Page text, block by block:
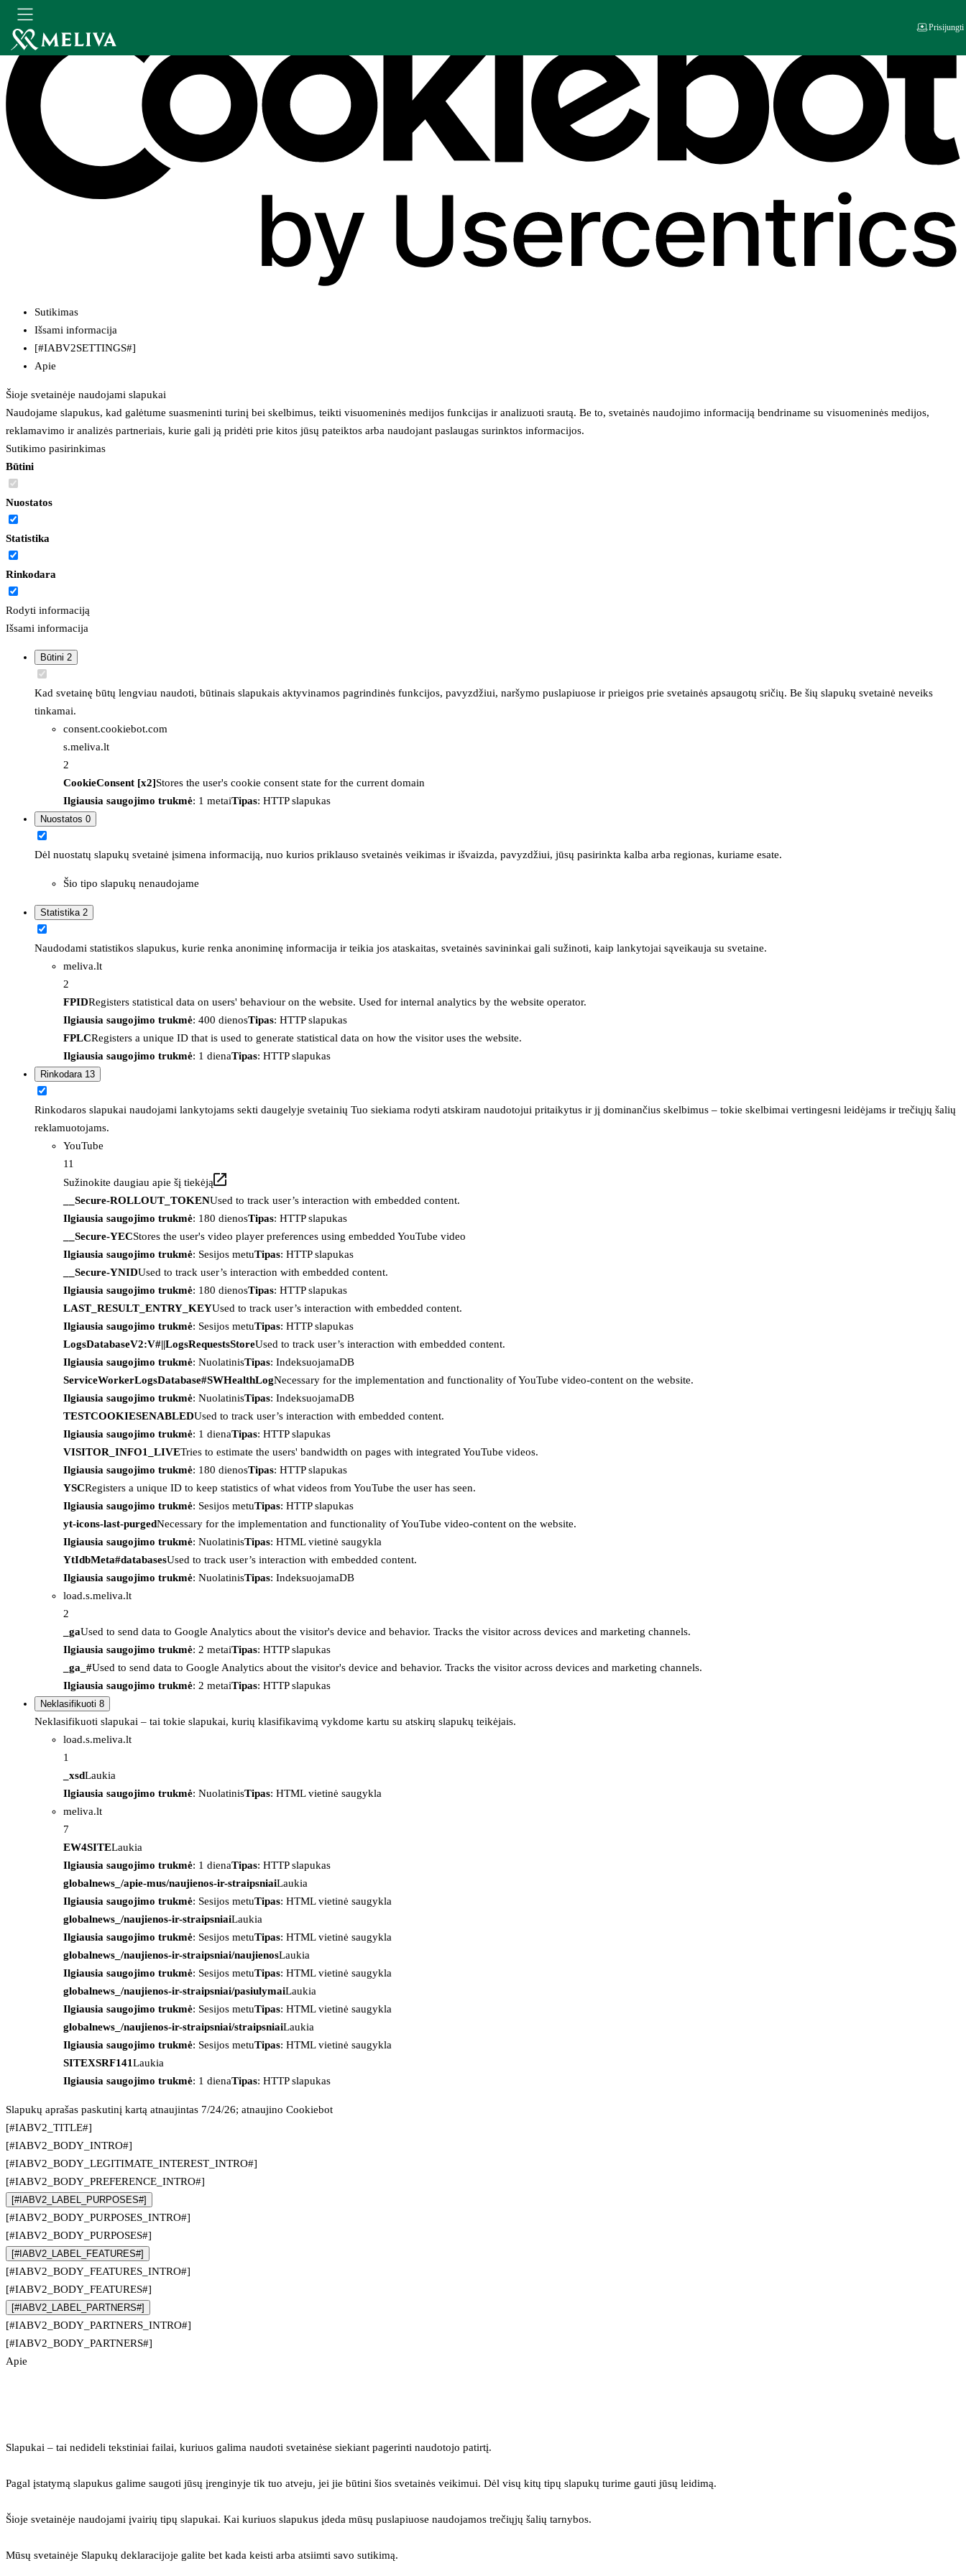
Sutikimas
Išsami informacija
[#IABV2SETTINGS#]
Apie
Šioje svetainėje naudojami slapukai
Naudojame slapukus, kad galėtume suasmeninti turinį bei skelbimus, teikti visuomeninės medijos funkcijas ir analizuoti srautą. Be to, svetainės naudojimo informaciją bendriname su visuomeninės medijos,
reklamavimo ir analizės partneriais, kurie gali ją pridėti prie kitos jūsų pateiktos arba naudojant paslaugas surinktos informacijos.
Sutikimo pasirinkimas
Būtini
Nuostatos
Statistika
Rinkodara
Rodyti informaciją
Išsami informacija
Būtini 2
Kad svetainę būtų lengviau naudoti, būtinais slapukais aktyvinamos pagrindinės funkcijos, pavyzdžiui, naršymo puslapiuose ir prieigos prie svetainės apsaugotų sričių. Be šių slapukų svetainė neveiks
tinkamai.
consent.cookiebot.com
s.meliva.lt
2
CookieConsent [x2]Stores the user's cookie consent state for the current domain
Ilgiausia saugojimo trukmė: 1 metaiTipas: HTTP slapukas
Nuostatos 0
Dėl nuostatų slapukų svetainė įsimena informaciją, nuo kurios priklauso svetainės veikimas ir išvaizda, pavyzdžiui, jūsų pasirinkta kalba arba regionas, kuriame esate.
Šio tipo slapukų nenaudojame
Statistika 2
Naudodami statistikos slapukus, kurie renka anoniminę informacija ir teikia jos ataskaitas, svetainės savininkai gali sužinoti, kaip lankytojai sąveikauja su svetaine.
meliva.lt
2
FPIDRegisters statistical data on users' behaviour on the website. Used for internal analytics by the website operator.
Ilgiausia saugojimo trukmė: 400 dienosTipas: HTTP slapukas
FPLCRegisters a unique ID that is used to generate statistical data on how the visitor uses the website.
Ilgiausia saugojimo trukmė: 1 dienaTipas: HTTP slapukas
Rinkodara 13
Rinkodaros slapukai naudojami lankytojams sekti daugelyje svetainių Tuo siekiama rodyti atskiram naudotojui pritaikytus ir jį dominančius skelbimus – tokie skelbimai vertingesni leidėjams ir trečiųjų šalių
reklamuotojams.
YouTube
11
Sužinokite daugiau apie šį tiekėją
__Secure-ROLLOUT_TOKENUsed to track user’s interaction with embedded content.
Ilgiausia saugojimo trukmė: 180 dienosTipas: HTTP slapukas
__Secure-YECStores the user's video player preferences using embedded YouTube video
Ilgiausia saugojimo trukmė: Sesijos metuTipas: HTTP slapukas
__Secure-YNIDUsed to track user’s interaction with embedded content.
Ilgiausia saugojimo trukmė: 180 dienosTipas: HTTP slapukas
LAST_RESULT_ENTRY_KEYUsed to track user’s interaction with embedded content.
Ilgiausia saugojimo trukmė: Sesijos metuTipas: HTTP slapukas
LogsDatabaseV2:V#||LogsRequestsStoreUsed to track user’s interaction with embedded content.
Ilgiausia saugojimo trukmė: NuolatinisTipas: IndeksuojamaDB
ServiceWorkerLogsDatabase#SWHealthLogNecessary for the implementation and functionality of YouTube video-content on the website.
Ilgiausia saugojimo trukmė: NuolatinisTipas: IndeksuojamaDB
TESTCOOKIESENABLEDUsed to track user’s interaction with embedded content.
Ilgiausia saugojimo trukmė: 1 dienaTipas: HTTP slapukas
VISITOR_INFO1_LIVETries to estimate the users' bandwidth on pages with integrated YouTube videos.
Ilgiausia saugojimo trukmė: 180 dienosTipas: HTTP slapukas
YSCRegisters a unique ID to keep statistics of what videos from YouTube the user has seen.
Ilgiausia saugojimo trukmė: Sesijos metuTipas: HTTP slapukas
yt-icons-last-purgedNecessary for the implementation and functionality of YouTube video-content on the website.
Ilgiausia saugojimo trukmė: NuolatinisTipas: HTML vietinė saugykla
YtIdbMeta#databasesUsed to track user’s interaction with embedded content.
Ilgiausia saugojimo trukmė: NuolatinisTipas: IndeksuojamaDB
load.s.meliva.lt
2
_gaUsed to send data to Google Analytics about the visitor's device and behavior. Tracks the visitor across devices and marketing channels.
Ilgiausia saugojimo trukmė: 2 metaiTipas: HTTP slapukas
_ga_#Used to send data to Google Analytics about the visitor's device and behavior. Tracks the visitor across devices and marketing channels.
Ilgiausia saugojimo trukmė: 2 metaiTipas: HTTP slapukas
Neklasifikuoti 8
Neklasifikuoti slapukai – tai tokie slapukai, kurių klasifikavimą vykdome kartu su atskirų slapukų teikėjais.
load.s.meliva.lt
1
_xsdLaukia
Ilgiausia saugojimo trukmė: NuolatinisTipas: HTML vietinė saugykla
meliva.lt
7
EW4SITELaukia
Ilgiausia saugojimo trukmė: 1 dienaTipas: HTTP slapukas
globalnews_/apie-mus/naujienos-ir-straipsniaiLaukia
Ilgiausia saugojimo trukmė: Sesijos metuTipas: HTML vietinė saugykla
globalnews_/naujienos-ir-straipsniaiLaukia
Ilgiausia saugojimo trukmė: Sesijos metuTipas: HTML vietinė saugykla
globalnews_/naujienos-ir-straipsniai/naujienosLaukia
Ilgiausia saugojimo trukmė: Sesijos metuTipas: HTML vietinė saugykla
globalnews_/naujienos-ir-straipsniai/pasiulymaiLaukia
Ilgiausia saugojimo trukmė: Sesijos metuTipas: HTML vietinė saugykla
globalnews_/naujienos-ir-straipsniai/straipsniaiLaukia
Ilgiausia saugojimo trukmė: Sesijos metuTipas: HTML vietinė saugykla
SITEXSRF141Laukia
Ilgiausia saugojimo trukmė: 1 dienaTipas: HTTP slapukas
Slapukų aprašas paskutinį kartą atnaujintas 7/24/26; atnaujino Cookiebot
[#IABV2_TITLE#]
[#IABV2_BODY_INTRO#]
[#IABV2_BODY_LEGITIMATE_INTEREST_INTRO#]
[#IABV2_BODY_PREFERENCE_INTRO#]
[#IABV2_LABEL_PURPOSES#]
[#IABV2_BODY_PURPOSES_INTRO#]
[#IABV2_BODY_PURPOSES#]
[#IABV2_LABEL_FEATURES#]
[#IABV2_BODY_FEATURES_INTRO#]
[#IABV2_BODY_FEATURES#]
[#IABV2_LABEL_PARTNERS#]
[#IABV2_BODY_PARTNERS_INTRO#]
[#IABV2_BODY_PARTNERS#]
Apie
Slapukai – tai nedideli tekstiniai failai, kuriuos galima naudoti svetainėse siekiant pagerinti naudotojo patirtį.
Pagal įstatymą slapukus galime saugoti jūsų įrenginyje tik tuo atveju, jei jie būtini šios svetainės veikimui. Dėl visų kitų tipų slapukų turime gauti jūsų leidimą.
Šioje svetainėje naudojami įvairių tipų slapukai. Kai kuriuos slapukus įdeda mūsų puslapiuose naudojamos trečiųjų šalių tarnybos.
Mūsų svetainėje Slapukų deklaracijoje galite bet kada keisti arba atsiimti savo sutikimą.
Prisijungti